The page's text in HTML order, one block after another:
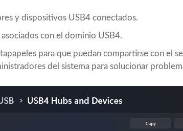
y dispositivos USB4 conectados.
con el dominio USB4.
para que puedan compartirse con el
del sistema para solucionar